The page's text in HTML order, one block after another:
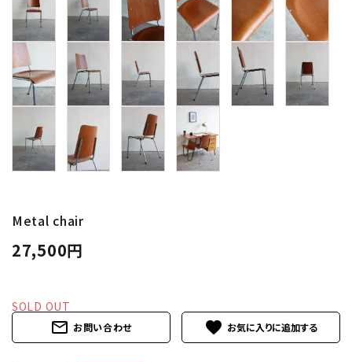
デザイナーまとめ
アフターケア
メンテナンスについて
ギャラリー・シーン
納品事例
エキシビジョン・展示会
過去販売
ACCOUNT MENU
Metal chair
27,500円
SOLD OUT
mail_outline お問い合わせ favorite